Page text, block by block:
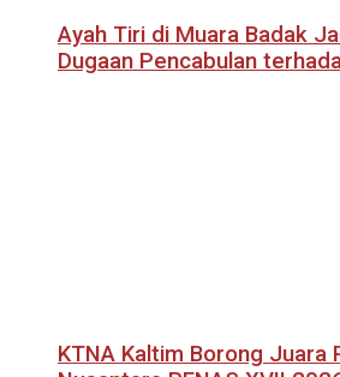
Ayah Tiri di Muara Badak
Dugaan Pencabulan
KTNA Kaltim Borong Juara